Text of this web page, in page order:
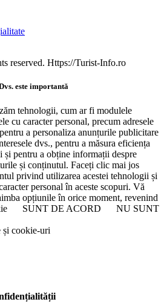
reserved. Https://Turist-Info.ro
este importantă
tehnologii, cum ar fi modulele
cu caracter personal, precum adresele
a personaliza anunțurile publicitare
dvs., pentru a măsura eficiența
pentru a obține informații despre
și conținutul. Faceți clic mai jos
privind utilizarea acestei tehnologii și
personal în aceste scopuri. Vă
opțiunile în orice moment, revenind
SUNT DE ACORD
NU SUNT
și cookie-uri